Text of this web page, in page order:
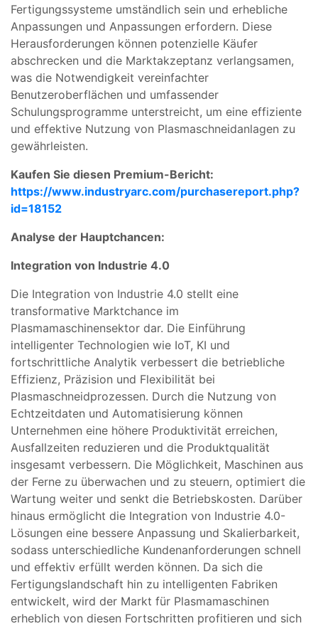
Fertigungssysteme umständlich sein und erhebliche
Anpassungen und Anpassungen erfordern. Diese
Herausforderungen können potenzielle Käufer
abschrecken und die Marktakzeptanz verlangsamen,
was die Notwendigkeit vereinfachter
Benutzeroberflächen und umfassender
Schulungsprogramme unterstreicht, um eine effiziente
und effektive Nutzung von Plasmaschneidanlagen zu
gewährleisten.
Kaufen Sie diesen Premium-Bericht:
https://www.industryarc.com/purchasereport.php?
id=18152
Analyse der Hauptchancen:
Integration von Industrie 4.0
Die Integration von Industrie 4.0 stellt eine
transformative Marktchance im
Plasmamaschinensektor dar. Die Einführung
intelligenter Technologien wie IoT, KI und
fortschrittliche Analytik verbessert die betriebliche
Effizienz, Präzision und Flexibilität bei
Plasmaschneidprozessen. Durch die Nutzung von
Echtzeitdaten und Automatisierung können
Unternehmen eine höhere Produktivität erreichen,
Ausfallzeiten reduzieren und die Produktqualität
insgesamt verbessern. Die Möglichkeit, Maschinen aus
der Ferne zu überwachen und zu steuern, optimiert die
Wartung weiter und senkt die Betriebskosten. Darüber
hinaus ermöglicht die Integration von Industrie 4.0-
Lösungen eine bessere Anpassung und Skalierbarkeit,
sodass unterschiedliche Kundenanforderungen schnell
und effektiv erfüllt werden können. Da sich die
Fertigungslandschaft hin zu intelligenten Fabriken
entwickelt, wird der Markt für Plasmamaschinen
erheblich von diesen Fortschritten profitieren und sich